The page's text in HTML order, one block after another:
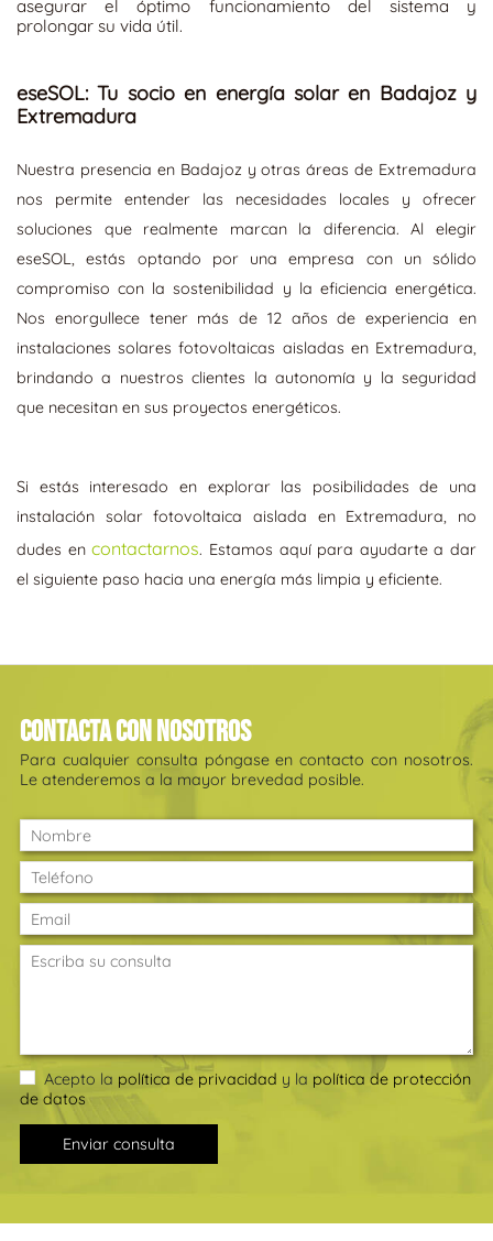
asegurar el óptimo funcionamiento del sistema y
prolongar su vida útil.
eseSOL: Tu socio en energía solar en Badajoz y
Extremadura
Nuestra presencia en Badajoz y otras áreas de Extremadura
nos permite entender las necesidades locales y ofrecer
soluciones que realmente marcan la diferencia. Al elegir
eseSOL, estás optando por una empresa con un sólido
compromiso con la sostenibilidad y la eficiencia energética.
Nos enorgullece tener más de 12 años de experiencia en
instalaciones solares fotovoltaicas aisladas en Extremadura,
brindando a nuestros clientes la autonomía y la seguridad
que necesitan en sus proyectos energéticos.
Si estás interesado en explorar las posibilidades de una
instalación solar fotovoltaica aislada en Extremadura, no
dudes encontactarnos. Estamos aquí para ayudarte a dar
el siguiente paso hacia una energía más limpia y eficiente.
Contacta con nosotros
Para cualquier consulta póngase en contacto con nosotros.
Le atenderemos a la mayor brevedad posible.
Acepto la política de privacidad y la política de protección
de datos
Enviar consulta